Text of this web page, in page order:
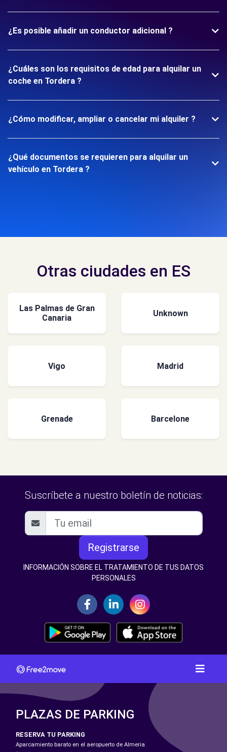
¿Es posible añadir un conductor adicional ?
¿Cuáles son los requisitos de edad para alquilar un
coche en Tordera ?
¿Cómo modificar, ampliar o cancelar mi alquiler ?
¿Qué documentos se requieren para alquilar un
vehículo en Tordera ?
Otras ciudades en ES
Las Palmas de Gran
Canaria
Unknown
Vigo Madrid
Grenade Barcelone
Suscríbete a nuestro boletín de noticias:
Registrarse
INFORMACIÓN SOBRE EL TRATAMIENTO DE TUS DATOS
PERSONALES
PLAZAS DE PARKING
RESERVA TU PARKING
Aparcamiento barato en el aeropuerto de Almeria